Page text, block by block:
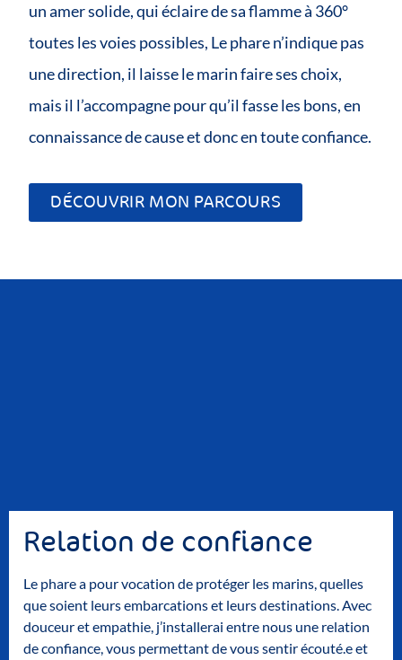
un amer solide, qui éclaire de sa flamme à 360°
toutes les voies possibles, Le phare n’indique pas
une direction, il laisse le marin faire ses choix,
mais il l’accompagne pour qu’il fasse les bons, en
connaissance de cause et donc en toute confiance.
DÉCOUVRIR MON PARCOURS
Relation de confiance
Le phare a pour vocation de protéger les marins, quelles
que soient leurs embarcations et leurs destinations. Avec
douceur et empathie, j’installerai entre nous une relation
de confiance, vous permettant de vous sentir écouté.e et